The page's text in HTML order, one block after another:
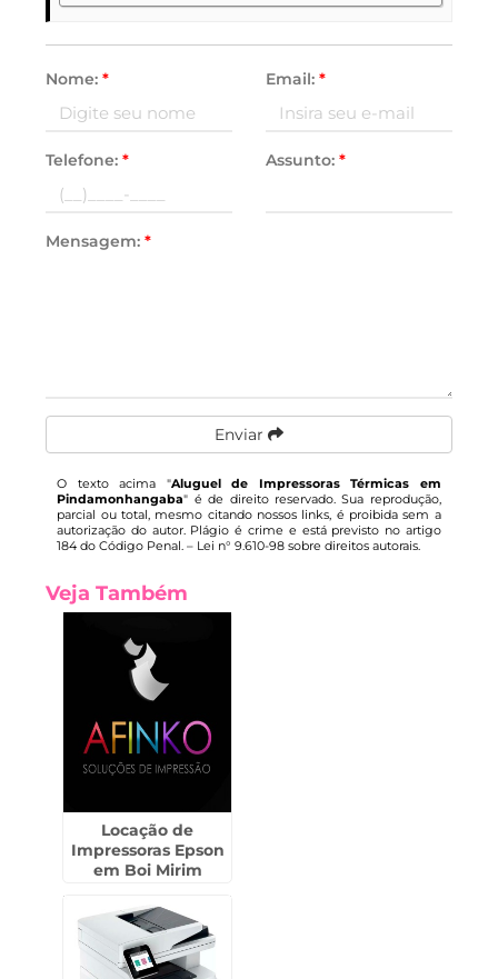
Nome:* Email: *
Telefone:* Assunto: *
Mensagem:*
Enviar
O texto acima "Aluguel de Impressoras Térmicas em
Pindamonhangaba" é de direito reservado. Sua reprodução,
parcial ou total, mesmo citando nossos links, é proibida sem a
autorização do autor. Plágio é crime e está previsto no artigo
184 do Código Penal. – Lei n° 9.610-98 sobre direitos autorais.
Veja Também
Locação de
Impressoras Epson
em Boi Mirim